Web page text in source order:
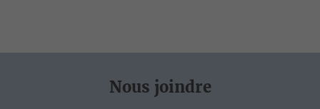
Nous joindre